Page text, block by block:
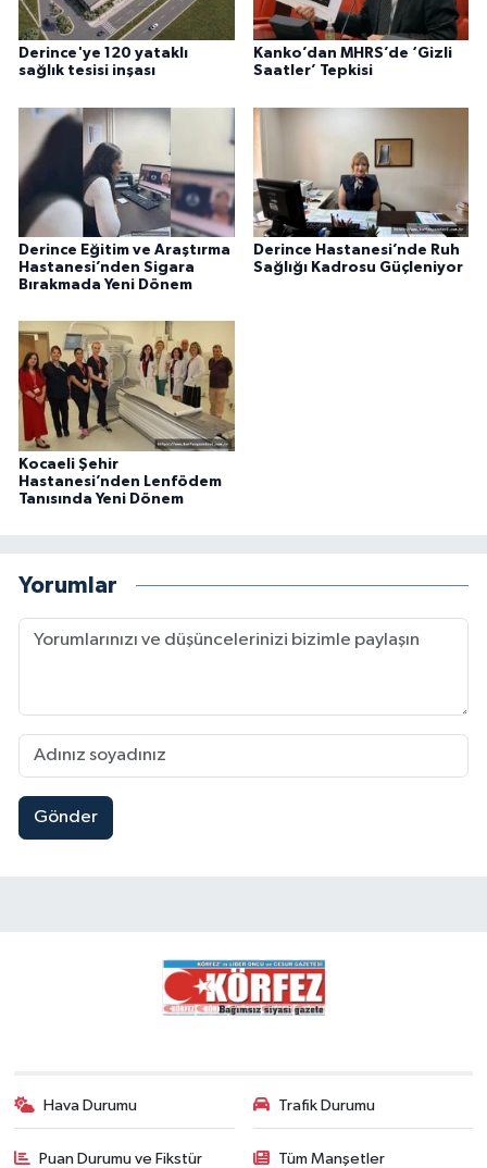
Derince'ye 120 yataklı
sağlık tesisi inşası
Kanko’dan MHRS’de ‘Gizli
Saatler’ Tepkisi
Derince Eğitim ve Araştırma
Hastanesi’nden Sigara
Bırakmada Yeni Dönem
Derince Hastanesi’nde Ruh
Sağlığı Kadrosu Güçleniyor
Kocaeli Şehir
Hastanesi’nden Lenfödem
Tanısında Yeni Dönem
Yorumlar
Gönder
Hava Durumu Trafik Durumu
Puan Durumu ve Fikstür Tüm Manşetler